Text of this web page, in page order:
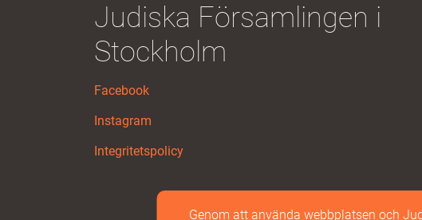
Judiska Församlingen i
Stockholm
Facebook
Instagram
Integritetspolicy
Genom att använda webbplatsen och